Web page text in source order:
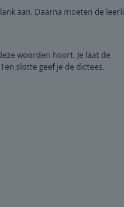
aan. Daarna moeten de
woorden hoort. Je laat de
slotte geef je de dictees.